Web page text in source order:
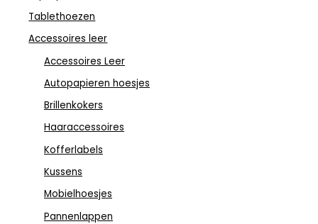
Tablethoezen
Accessoires leer
Accessoires Leer
Autopapieren hoesjes
Brillenkokers
Haaraccessoires
Kofferlabels
Kussens
Mobielhoesjes
Pannenlappen